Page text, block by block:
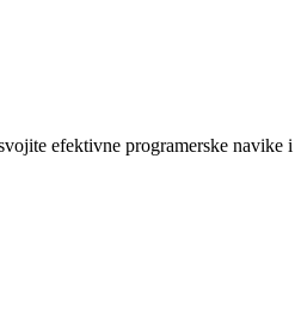
efektivne programerske navike